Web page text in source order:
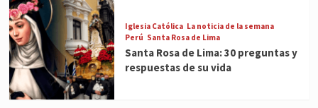
Iglesia Católica La noticia de la semana
Perú Santa Rosa de Lima
Santa Rosa de Lima: 30 preguntas y
respuestas de su vida